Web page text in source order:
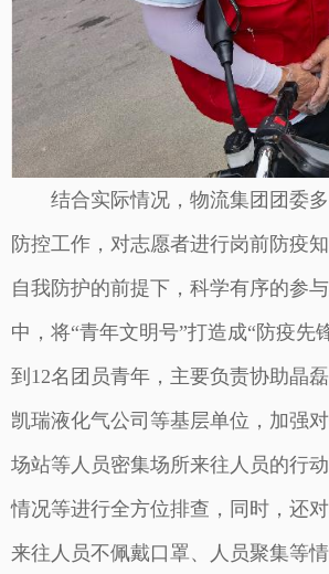
结合实际情况，物流集团团委
防控工作，对志愿者进行岗前防疫
自我防护的前提下，科学有序的参
中，将“青年文明号”打造成“防疫先
到12名团员青年，主要负责协助晶磊
凯瑞液化气公司等基层单位，加强
场站等人员密集场所来往人员的行
情况等进行全方位排查，同时，还
来往人员不佩戴口罩、人员聚集等